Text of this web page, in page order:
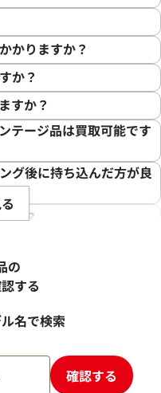
かりますか？
か？
すか？
テージ品は買取可能です
グ後に持ち込んだ方が良
か？
査定だけお願いできます
の
する
名で検索
確認する